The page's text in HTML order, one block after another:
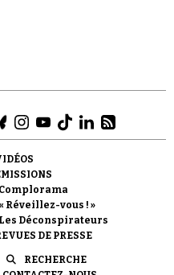
à Vera
Complorama
« Réveillez-vous ! »
Les Déconspirateurs
DE PRESSE
RECHERCHE